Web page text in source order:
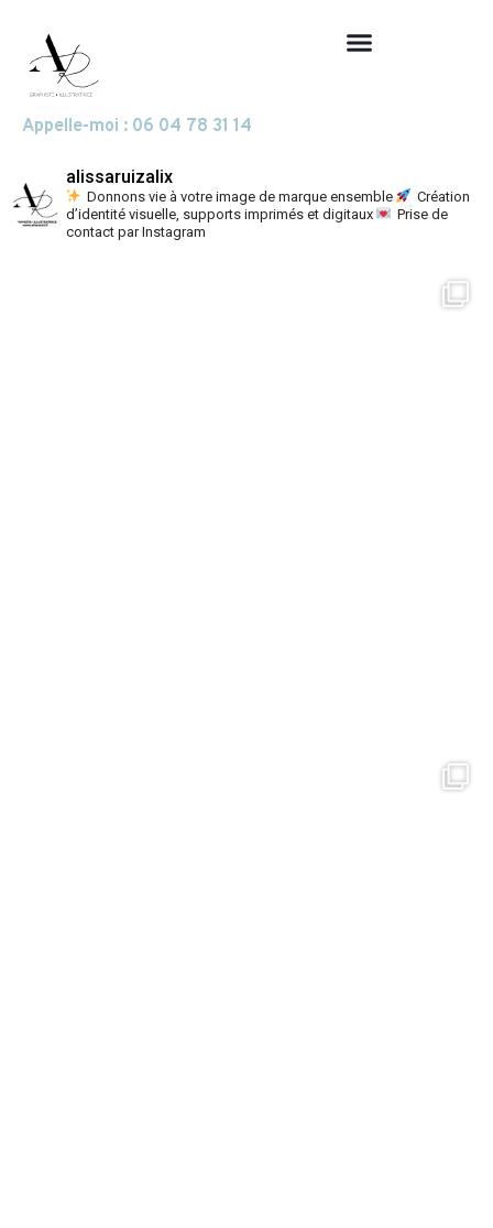
Appelle-moi : 06 04 78 31 14
alissaruizalix
Donnons vie à votre image de marque ensemble
Création
d’identité visuelle, supports imprimés et digitaux
Prise de
contact par Instagram